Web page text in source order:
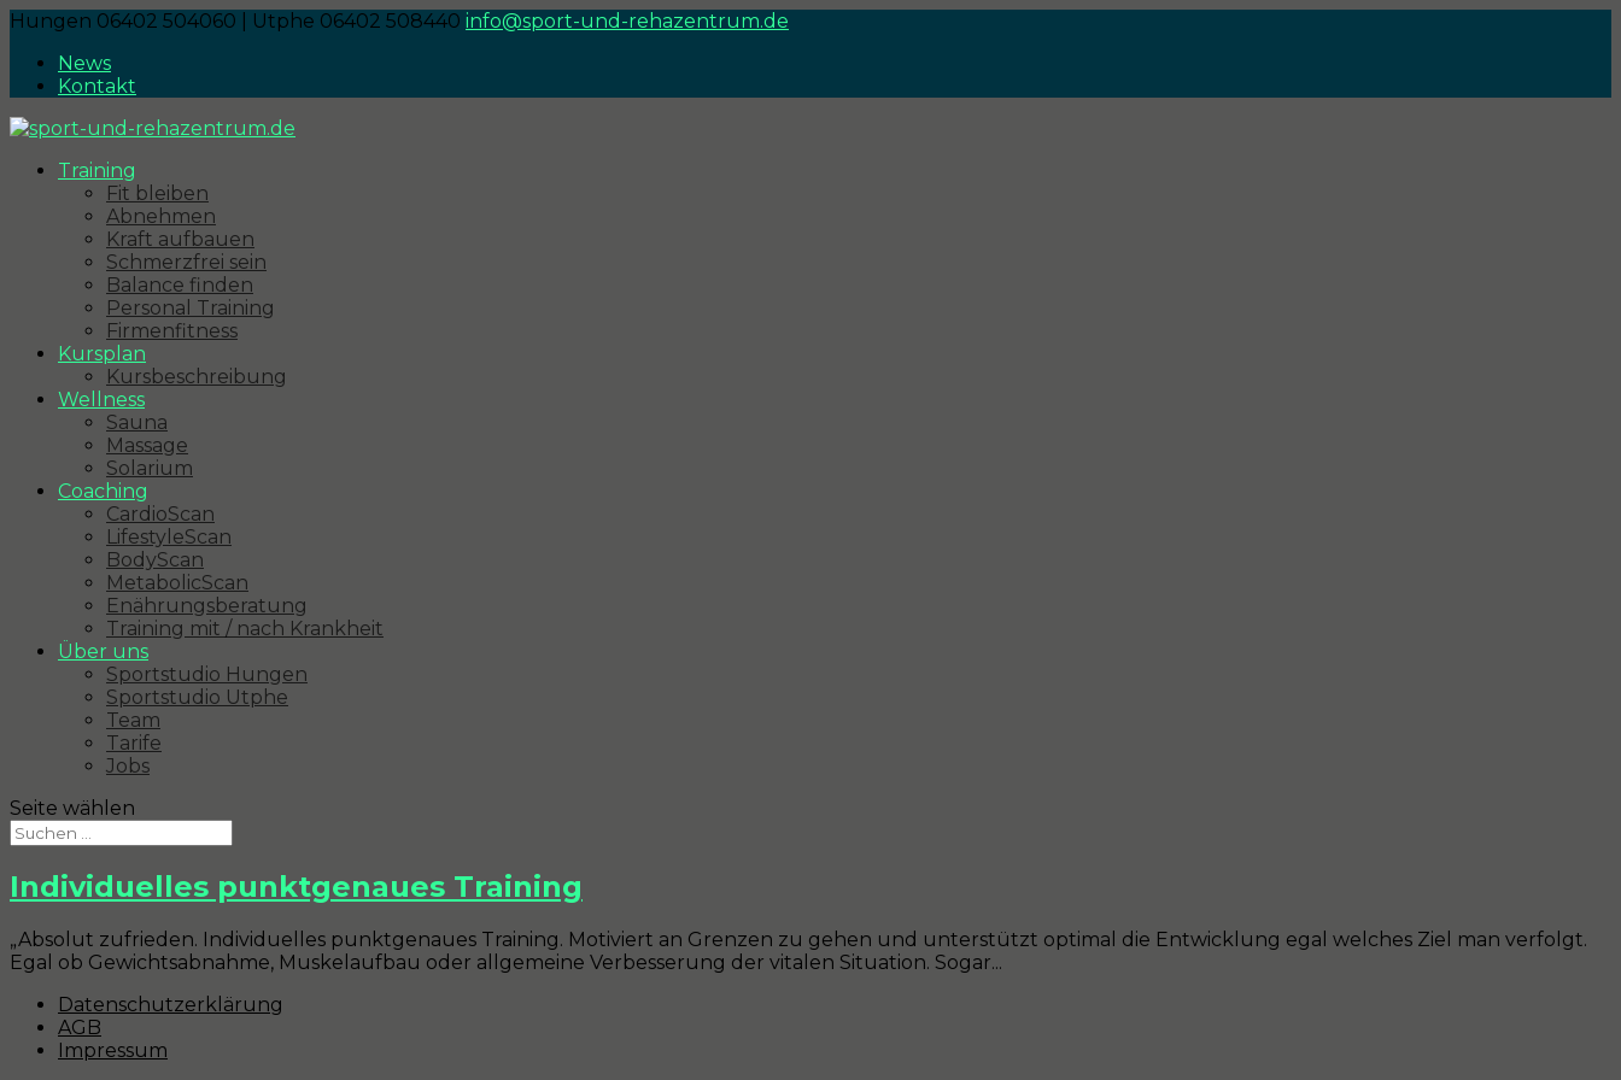
Hungen 06402 504060 | Utphe 06402 508440 info@sport-und-rehazentrum.de
News
Kontakt
Training
Fit bleiben
Abnehmen
Kraft aufbauen
Schmerzfrei sein
Balance finden
Personal Training
Firmenfitness
Kursplan
Kursbeschreibung
Wellness
Sauna
Massage
Solarium
Coaching
CardioScan
LifestyleScan
BodyScan
MetabolicScan
Enährungsberatung
Training mit / nach Krankheit
Über uns
Sportstudio Hungen
Sportstudio Utphe
Team
Tarife
Jobs
Seite wählen
Individuelles punktgenaues Training
„Absolut zufrieden. Individuelles punktgenaues Training. Motiviert an Grenzen zu gehen und unterstützt optimal die Entwicklung egal welches Ziel man verfolgt.
Egal ob Gewichtsabnahme, Muskelaufbau oder allgemeine Verbesserung der vitalen Situation. Sogar...
Datenschutzerklärung
AGB
Impressum